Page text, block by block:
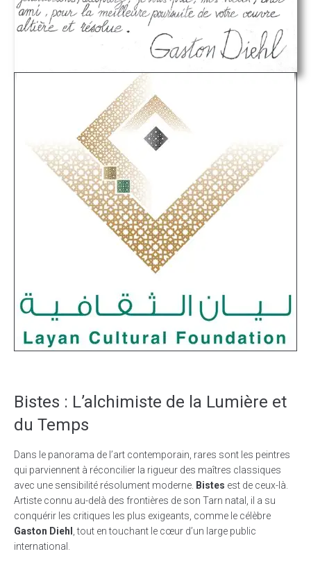
Bistes : L’alchimiste de la Lumière et
du Temps
Dans le panorama de l’art contemporain, rares sont les peintres
qui parviennent à réconcilier la rigueur des maîtres classiques
avec une sensibilité résolument moderne. Bistes est de ceux-là.
Artiste connu au-delà des frontières de son Tarn natal, il a su
conquérir les critiques les plus exigeants, comme le célèbre
Gaston Diehl , tout en touchant le cœur d’un large public
international.